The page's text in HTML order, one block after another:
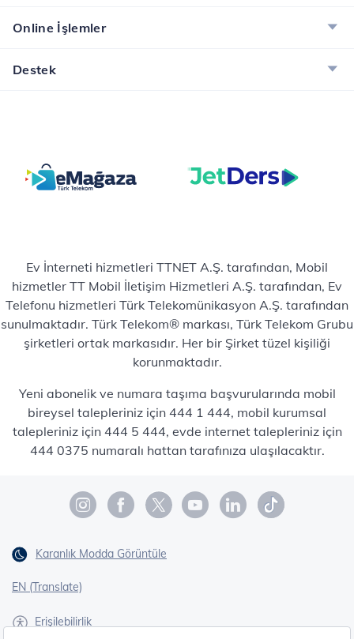
Online İşlemler
Destek
Ev İnterneti hizmetleri TTNET A.Ş. tarafından, Mobil
hizmetler TT Mobil İletişim Hizmetleri A.Ş. tarafından, Ev
Telefonu hizmetleri Türk Telekomünikasyon A.Ş. tarafından
sunulmaktadır. Türk Telekom® markası, Türk Telekom Grubu
şirketleri ortak markasıdır. Her bir Şirket tüzel kişiliği
korunmaktadır.
Yeni abonelik ve numara taşıma başvurularında mobil
bireysel talepleriniz için 444 1 444, mobil kurumsal
talepleriniz için 444 5 444, evde internet talepleriniz için
444 0375 numaralı hattan tarafınıza ulaşılacaktır.
Karanlık Modda Görüntüle
EN (Translate)
Erişilebilirlik